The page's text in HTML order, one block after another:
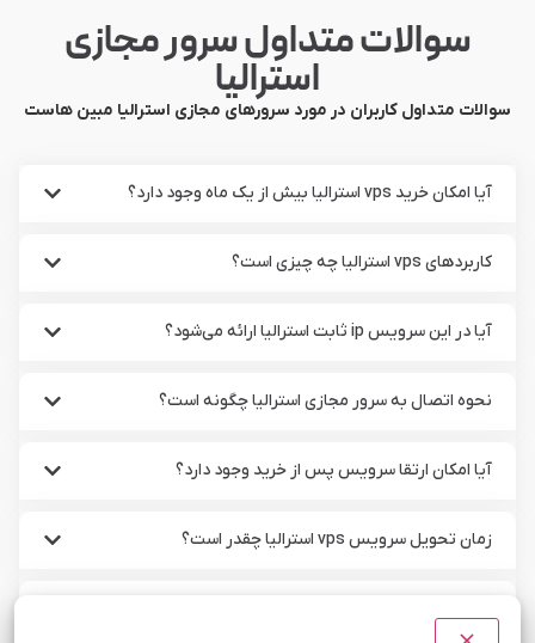
سوالات متداول سرور مجازی
استرالیا
سوالات متداول کاربران در مورد سرورهای مجازی استرالیا مبین هاست
آیا امکان خرید vps استرالیا بیش از یک ماه وجود دارد؟
کاربردهای vps استرالیا چه چیزی است؟
آیا در این سرویس ip ثابت استرالیا ارائه می‌شود؟
نحوه اتصال به سرور مجازی استرالیا چگونه است؟
آیا امکان ارتقا سرویس پس از خرید وجود دارد؟
زمان تحویل سرویس vps استرالیا چقدر است؟